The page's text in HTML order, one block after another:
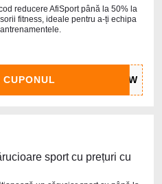
reducere AfiSport până la 50% la
fitness, ideale pentru a-ți echipa
sport cu prețuri cu